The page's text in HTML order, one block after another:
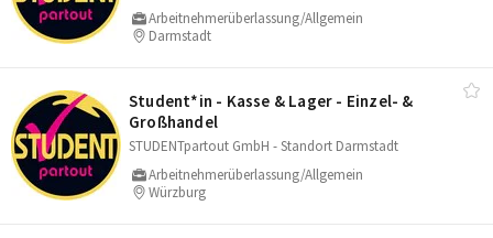
Arbeitnehmerüberlassung/Allgemein
Darmstadt
Student*in - Kasse & Lager - Einzel- &
Großhandel
STUDENTpartout GmbH - Standort Darmstadt
Arbeitnehmerüberlassung/Allgemein
Würzburg